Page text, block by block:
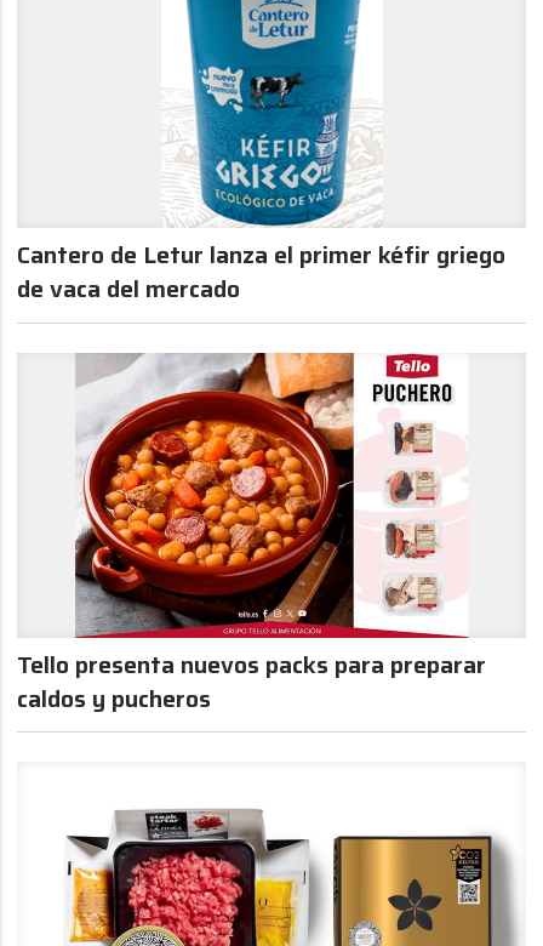
Cantero de Letur lanza el primer kéfir griego
de vaca del mercado
Tello presenta nuevos packs para preparar
caldos y pucheros